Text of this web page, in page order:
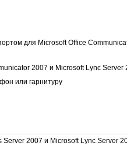
для Microsoft Office
2007 и Microsoft Lync Server
или гарнитуру
2007 и Microsoft Lync Server